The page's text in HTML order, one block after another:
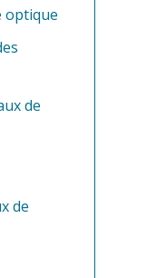
optique
de
de